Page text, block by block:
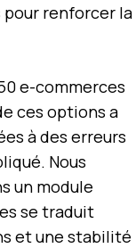
renforcer la
e-commerces
ces options a
à des erreurs
Nous
un module
se traduit
et une stabilité